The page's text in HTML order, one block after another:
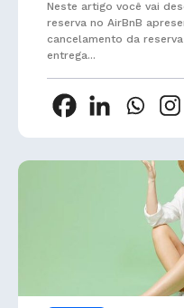
Neste artigo você vai
reserva no AirBnB
cancelamento da
entrega...